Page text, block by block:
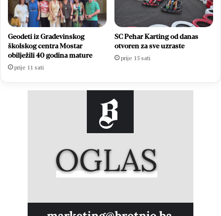
Geodeti iz Građevinskog
školskog centra Mostar
obilježili 40 godina mature
prije 11 sati
SC Pehar Karting od danas
otvoren za sve uzraste
prije 15 sati